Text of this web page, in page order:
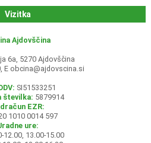
Vizitka
Ajdovščina
6a, 5270 Ajdovščina
E obcina@ajdovscina.si
SI51533251
številka: 5879914
EZR:
1010 0014 597
ure:
12.00, 13.00-15.00